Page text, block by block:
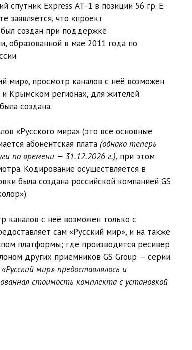
спутник Express АТ-1 в позиции 56 гр. E.
заявляется, что «проект
был создан при поддержке
образованной в мае 2011 года по
мир», просмотр каналов с неё возможен
Крымском регионах, для жителей
создана.
«Русского мира» (это все основные
абонентская плата (однако теперь
по времени — 31.12.2026 г.), при этом
Кодирование осуществляется в
была создана российской компанией GS
каналов с неё возможен только с
сам «Русский мир», и на также
платформы; где производится ресивер
других приемников GS Group — серии
мир» предоставлялось и
стоимость комплекта с установкой